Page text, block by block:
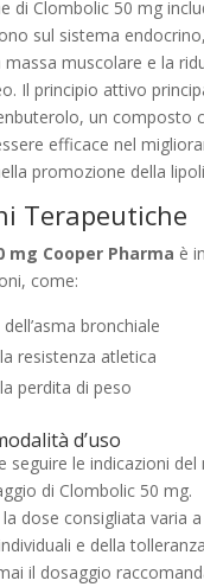
di Clombolic 50 mg
sul sistema
massa muscolare e la
Il principio attivo
un composto
efficace nel
promozione della
Terapeutiche
mg Cooper Pharma è
come:
bronchiale
resistenza atletica
perdita di peso
d’uso
seguire le indicazioni del
di Clombolic 50 mg.
dose consigliata varia
e della
il dosaggio